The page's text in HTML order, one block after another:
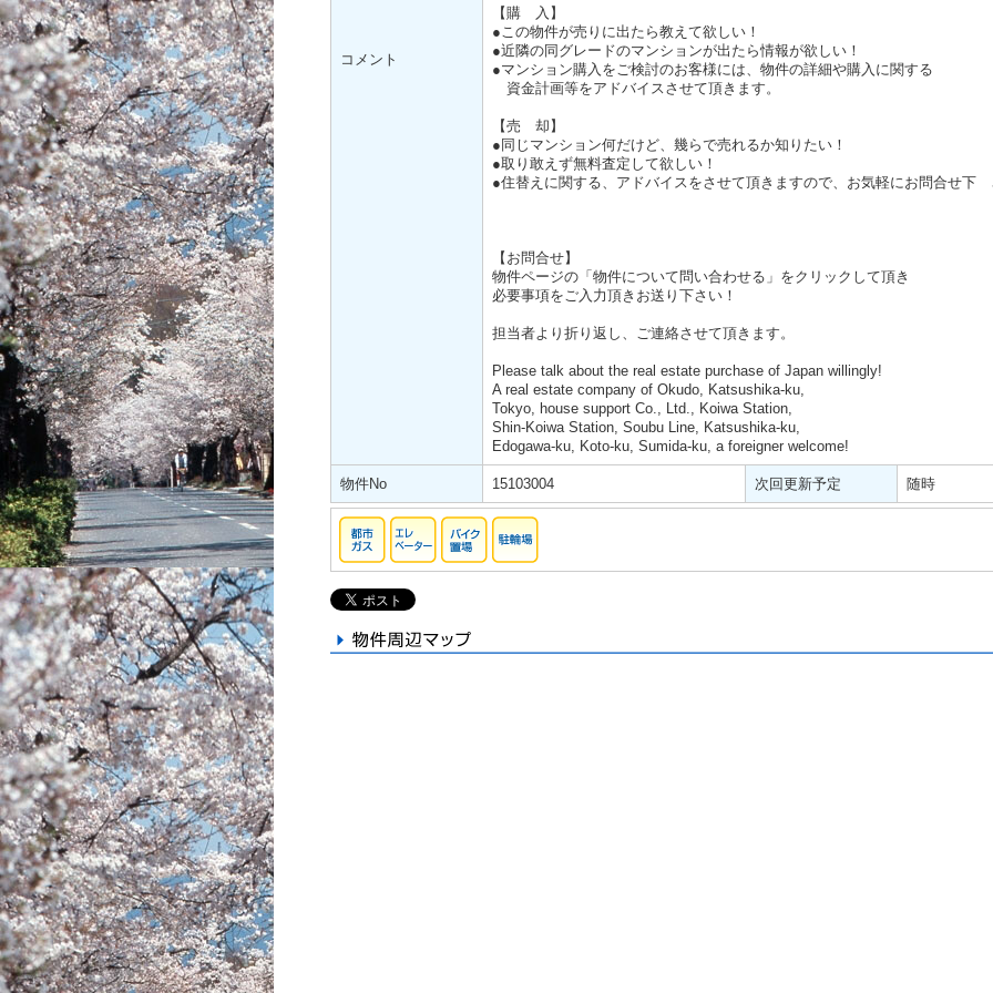
コメント
【購 入】
●この物件が売りに出たら教えて欲しい！
●近隣の同グレードのマンションが出たら情報が欲しい！
●マンション購入をご検討のお客様には、物件の詳細や購入に関する
資金計画等をアドバイスさせて頂きます。
【売 却】
●同じマンション何だけど、幾らで売れるか知りたい！
●取り敢えず無料査定して欲しい！
●住替えに関する、アドバイスをさせて頂きますので、お気軽にお問合せ下
【お問合せ】
物件ページの「物件について問い合わせる」をクリックして頂き
必要事項をご入力頂きお送り下さい！
担当者より折り返し、ご連絡させて頂きます。
Please talk about the real estate purchase of Japan willingly!
A real estate company of Okudo, Katsushika-ku,
Tokyo, house support Co., Ltd., Koiwa Station,
Shin-Koiwa Station, Soubu Line, Katsushika-ku,
Edogawa-ku, Koto-ku, Sumida-ku, a foreigner welcome!
物件No 15103004 次回更新予定 随時